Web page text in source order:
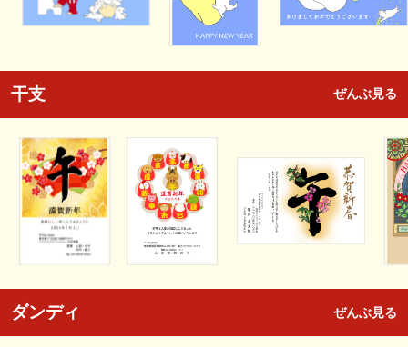
干支 ぜんぶ見る
ダンディ ぜんぶ見る